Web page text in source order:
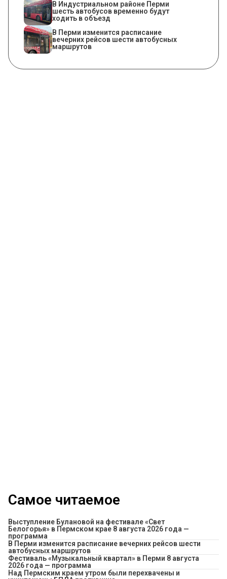
В Индустриальном районе Перми
шесть автобусов временно будут
ходить в объезд
​В Перми изменится расписание
вечерних рейсов шести автобусных
маршрутов
Самое читаемое
Выступление Булановой на фестивале «Свет
Белогорья» в Пермском крае 8 августа 2026 года —
программа
​В Перми изменится расписание вечерних рейсов шести
автобусных маршрутов
Фестиваль «Музыкальный квартал» в Перми 8 августа
2026 года — программа
Над Пермским краем утром были перехвачены и